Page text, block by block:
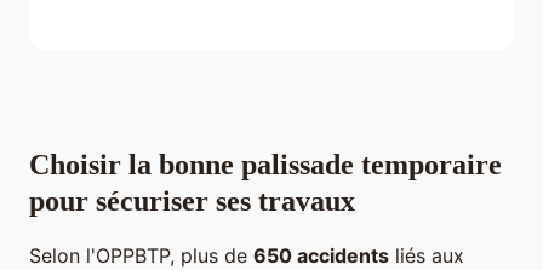
Choisir la bonne palissade temporaire
pour sécuriser ses travaux
Selon l'OPPBTP, plus de 650 accidents liés aux